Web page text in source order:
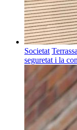
Societat
seguretat i la